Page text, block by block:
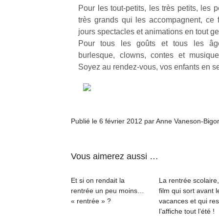
Pour les tout-petits, les très petits, les
très grands qui les accompagnent, ce
jours spectacles et animations en tout
Pour tous les goûts et tous les
burlesque, clowns, contes et
Soyez au rendez-vous, vos enfants en
Publié le 6 février 2012 par Anne Vaneson-
Vous aimerez aussi …
Et si on rendait la
rentrée un peu moins…
« rentrée » ?
La rentrée
film qui sort avant
vacances et qui
l’affiche tout l’été !